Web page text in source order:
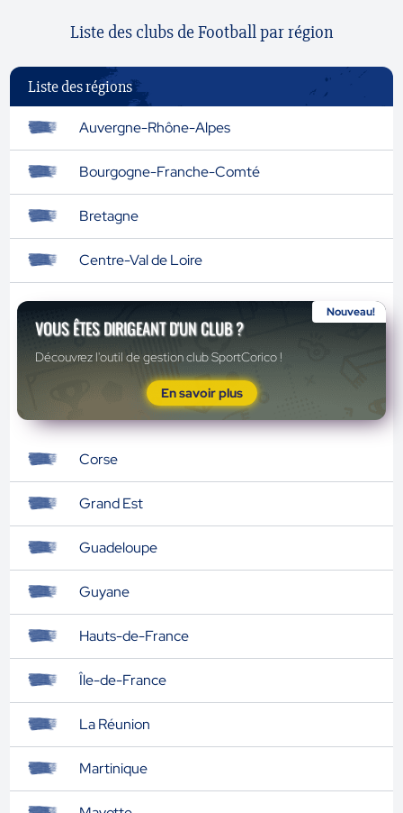
Liste des clubs de Football par région
Liste des régions
Auvergne-Rhône-Alpes
Bourgogne-Franche-Comté
Bretagne
Centre-Val de Loire
Nouveau!
VOUS ÊTES DIRIGEANT D'UN CLUB ?
Découvrez l'outil de gestion club SportCorico !
En savoir plus
Corse
Grand Est
Guadeloupe
Guyane
Hauts-de-France
Île-de-France
La Réunion
Martinique